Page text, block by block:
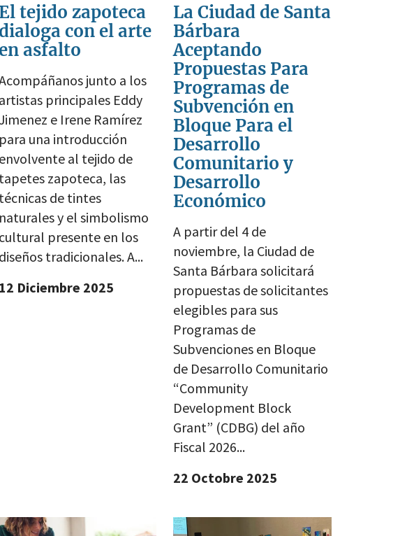
El tejido zapoteca
con el arte
asfalto
junto a los
artistas principales Eddy
e Irene Ramírez
para una introducción
envolvente al tejido de
tapetes zapoteca, las
técnicas de tintes
naturales y el simbolismo
cultural presente en los
diseños tradicionales. A...
12 Diciembre 2025
La Ciudad de Santa
Bárbara
Aceptando
Propuestas Para
Programas de
Subvención en
Bloque Para el
Desarrollo
Comunitario y
Desarrollo
Económico
A partir del 4 de
noviembre, la Ciudad de
Santa Bárbara solicitará
propuestas de solicitantes
elegibles para sus
Programas de
Subvenciones en Bloque
de Desarrollo Comunitario
“Community
Development Block
Grant” (CDBG) del año
Fiscal 2026...
22 Octobre 2025